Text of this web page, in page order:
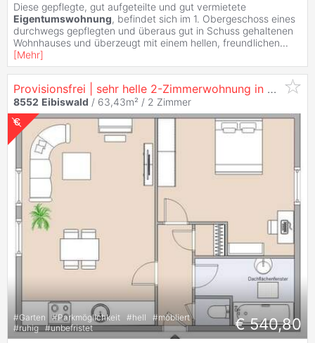
Diese gepflegte, gut aufgeteilte und gut vermietete
Eigentumswohnung, befindet sich im 1. Obergeschoss eines
durchwegs gepflegten und überaus gut in Schuss gehaltenen
Wohnhauses und überzeugt mit einem hellen, freundlichen...
[Mehr]
Provisionsfrei | sehr helle 2-Zimmerwohnung in
8552 Eibiswald / 63,43m² / 2 Zimmer
#Garten #Parkmöglichkeit #hell #möbliert
#ruhig #unbefristet € 540,80